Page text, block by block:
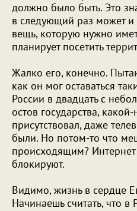
должно было быть. Это
в следующий раз может и
вещь, которую нужно
планирует посетить
Жалко его, конечно.
как он мог оставаться
России в двадцать с
остов государства,
присутствовал, даже
были. Но потом-то что
происходящим?
блокируют.
Видимо, жизнь в сердце
Начинаешь считать, что